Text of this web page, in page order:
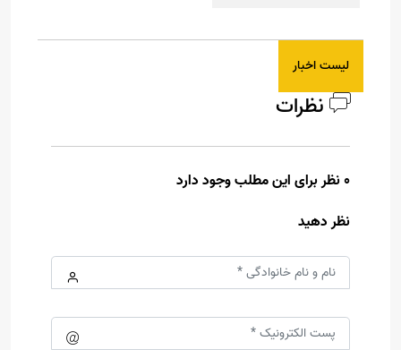
لیست اخبار
نظرات
0 نظر برای این مطلب وجود دارد
نظر دهید